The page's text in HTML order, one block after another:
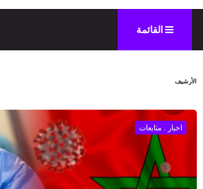
القائمة
الأرشيف
اخبار . متابعات